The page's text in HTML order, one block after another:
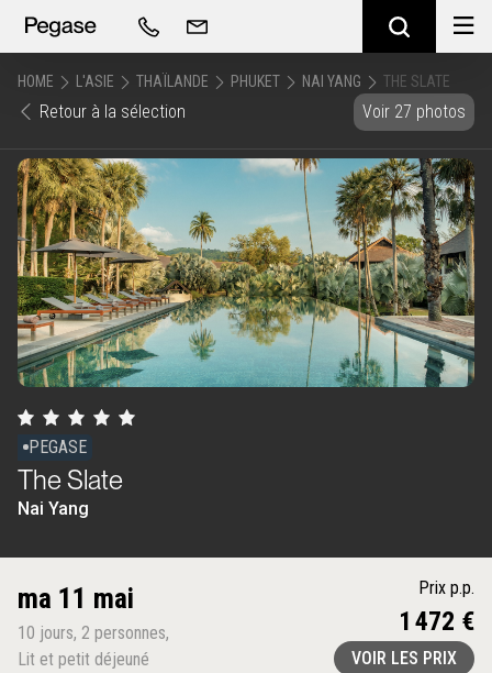
HOME L'ASIE THAÏLANDE PHUKET NAI YANG THE SLATE
Retour à la sélection Voir 27 photos
PEGASE
The Slate
Nai Yang
ma 11 mai
10 jours, 2 personnes,
Lit et petit déjeuné
Prix p.p.
1 472 €
VOIR LES PRIX